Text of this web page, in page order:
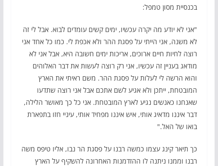
בכנסיית מסון טמפל:
"אני לא יודע מה יקרה עכשיו, ימים קשים עומדים לבוא. אבל לי זה
לא משנה, אני הייתי על פסגת ההר ולא אכפת לי. כמו כל אחד אני
רוצה לחיות חיים ארוכים, אריכות ימים חשובה היא, אבל אני לא
מודאג בעניין זה עכשיו, אני רק רוצה לעשות את דבר האלוהים
והוא הרשה לי לעלות על פסגת ההר. משם ראיתי את הארץ
המובטחת, ייתכן ולא אגיע לשם אתכם אבל אני רוצה שתדעו
שאנחנו כאנשים נגיע לארץ המובטחת. אני כל כך מאושר הלילה,
דבר איננו מדאיג אותי, איש איננו מפחיד אותי, עיניי חזו בתפארת
בואו של האל."
כך תיאר קינג עצמו כמשה רבנו על פסגת הר נבו, אליו טיפס משה
רבנו וממנו ניתנה לו ההזדמנות האחרונה להשקיף על הארץ